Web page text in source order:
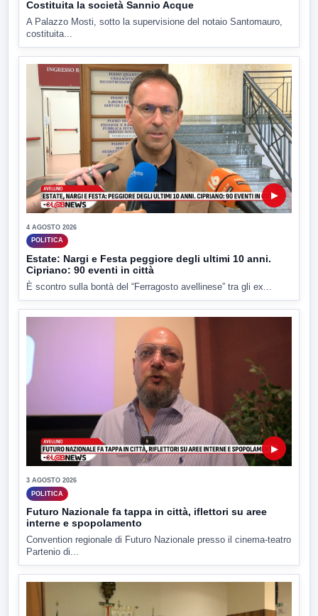
Costituita la società Sannio Acque
A Palazzo Mosti, sotto la supervisione del notaio Santomauro,
costituita...
▶
4 AGOSTO 2026
POLITICA
Estate: Nargi e Festa peggiore degli ultimi 10 anni.
Cipriano: 90 eventi in città
È scontro sulla bontà del “Ferragosto avellinese” tra gli ex...
▶
3 AGOSTO 2026
POLITICA
Futuro Nazionale fa tappa in città, iflettori su aree
interne e spopolamento
Convention regionale di Futuro Nazionale presso il cinema-teatro
Partenio di...